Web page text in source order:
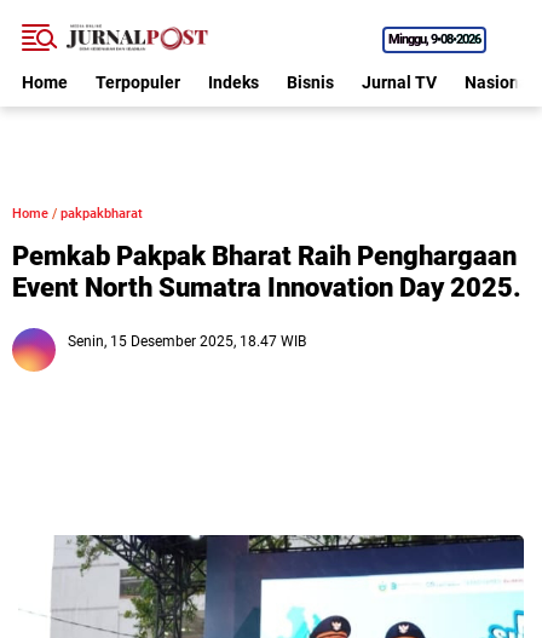
Minggu 9•08•2026
Home Terpopuler Indeks Bisnis Jurnal TV Nasional
Home / pakpakbharat
Pemkab Pakpak Bharat Raih Penghargaan
Event North Sumatra Innovation Day 2025.
Senin, 15 Desember 2025, 18.47 WIB